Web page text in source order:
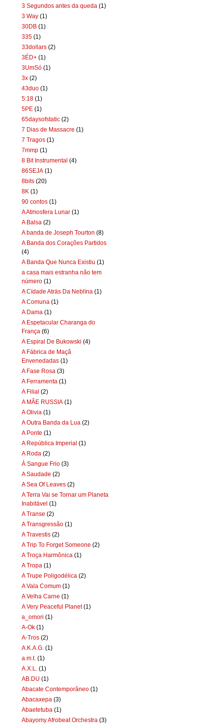
3 Segundos antes da queda (1)
3 Way (1)
30DB (1)
335 (1)
33dollars (2)
3ÉD+ (1)
3UmSó (1)
3x (2)
43duo (1)
5:18 (1)
5PE (1)
65daysofstatic (2)
7 Dias de Massacre (1)
7 Tragos (1)
7mmp (1)
8 Bit Instrumental (4)
86SEJA (1)
8bits (20)
8K (1)
90 contos (1)
A Atmosfera Lunar (1)
A Balsa (2)
A banda de Joseph Tourton (8)
A Banda dos Corações Partidos
(4)
A Banda Que Nunca Existiu (1)
a casa mais estranha não tem
número (1)
A Cïdade Aträs Da Neblïna (1)
A Comuna (1)
A Dama (1)
A Espetacular Charanga do
França (6)
A Espiral De Bukowski (4)
A Fábrica de Maçã
Envenedadas (1)
A Fase Rosa (3)
A Ferramenta (1)
A Filial (2)
A MÃE RUSSIA (1)
A Olivia (1)
A Outra Banda da Lua (2)
A Ponte (1)
A República Imperial (1)
A Roda (2)
À Sangue Frio (3)
A Saudade (2)
A Sea Of Leaves (2)
A Terra Vai se Tornar um Planeta
Inabitável (1)
A Transe (2)
A Transgressão (1)
A Travestis (2)
A Trip To Forget Someone (2)
A Troça Harmônica (1)
A Tropa (1)
A Trupe Poligodélica (2)
A Vala Comum (1)
A Velha Carne (1)
A Very Peaceful Planet (1)
a_omori (1)
A-Ok (1)
A-Tros (2)
A.K.A.G. (1)
a.m.t. (1)
A.X.L.
(1)
AB.DU (1)
Abacate Contemporâneo (1)
Abacaxepa (3)
Abaetetuba (1)
Abayomy Afrobeat Orchestra (3)